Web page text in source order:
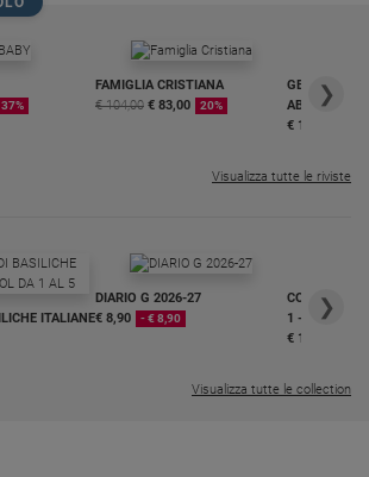
37%
FAMIGLIA CRISTIANA
€ 104,00 € 83,00 20%
GBABY
€ 16,99
❯
Visualizza tutte le riviste
ITALIANE
DIARIO G 2026-27
€ 8,90
- € 8,90
COLLANA
1 - 2
€ 18,50
❯
Visualizza tutte le collection